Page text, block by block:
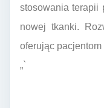
stosowania terapii
nowej tkanki.
oferując
„`